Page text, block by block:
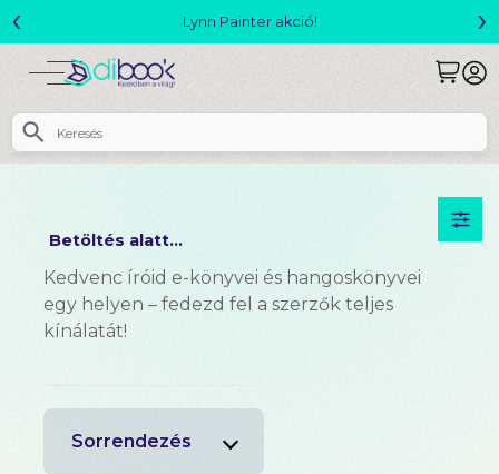
Megjelent! L. J. Shen: Legvadabb álmaimban
‹ ›
Betöltés alatt...
Kedvenc íróid e-könyvei és hangoskönyvei
egy helyen – fedezd fel a szerzők teljes
kínálatát!
Sorrendezés